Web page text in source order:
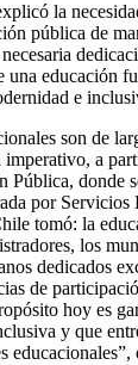
la
pública de
una educación
e
son de
imperativo, a
Pública, donde
por Servicios
tomó: la
los
dedicados
de
hoy es
y que
educacionales”,